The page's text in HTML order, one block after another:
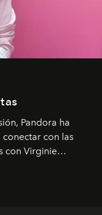
Pandora ha
con las
con Virginie
y el valor